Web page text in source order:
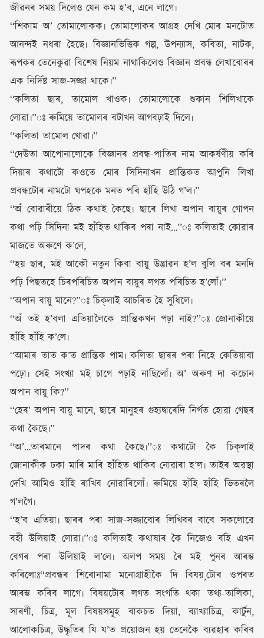
জীৱনৰ সময় দিলেও যেন কম হ’ব, এনে লাগে৷
‘‘শিকাম অ’ তোমালোকক৷ তোমালোকৰ আগ্ৰহ দেখি মোৰ মনটোত
আনন্দই নধৰা হৈছে৷ বিজ্ঞানভিত্তিক গল্প, উপন্যাস, কবিতা, নাটক,
ৰূপকৰ তেনেকুৱা বিশেষ নিয়ম নাথাকিলেও বিজ্ঞান প্ৰবন্ধ লেখাবোৰৰ
এক নিৰ্দিষ্ট সাজ-সজ্জা থাকে৷’’
‘‘কলিতা ছাৰ, তামোল খাওক৷ তোমালোকে শুকান শিলিখাকে
লোৱা৷’’ঃ ৰুমিয়ে তামোলৰ বটাখন আগবঢ়াই দিলে৷
‘‘কলিতা তামোল খোৱা৷’’
‘‘দেউতা আপোনালোকে বিজ্ঞানৰ প্ৰবন্ধ-পাতিৰ নাম আকৰ্ষণীয় কৰি
দিয়াৰ কথাটো কওতে মোৰ সিদিনাখন প্ৰান্তিকত আপুনি লিখা
প্ৰবন্ধটোৰ নামটো ঘপহকে মনত পৰি হাঁহি উঠি গ’ল৷’’
‘‘অঁ বোৱাৰীয়ে ঠিক কথাই কৈছে৷ ছাৰে লিখা অপান বায়ুৰ গোপন
কথা পঢ়ি সিদিনা মই হাঁহিত থাকিব পৰা নাই…’’ঃ কলিতাই কোৱাৰ
মাজতে অৰুণে ক’লে,
‘‘হয় ছাৰ, মই আকৌ নতুন কিবা বায়ু উদ্ভাৱন হ’ল বুলি বৰ মনদি
পঢ়ি পিছতহে চিৰপৰিচিত অপান বায়ুৰ লগত পৰিচিত হ’লোঁ৷’’
‘‘অপান বায়ু মানে?’’ঃ চিক্‌লাই আচৰিত হৈ সুধিলে৷
‘‘অঁ তই হ’বলা এতিয়ালৈকে প্ৰান্তিকখন পঢ়া নাই?’’ঃ জোনাকীয়ে
হাঁহি হাঁহি ক’লে৷
‘‘আমাৰ তাত ক’ত প্ৰান্তিক পাম৷ কলিতা ছাৰৰ পৰা নিহে কেতিয়াবা
পঢ়ো৷ সেই সংখ্যা মই চাগে পঢ়াই নাছিলোঁ৷ অ’ অৰুণ দা কচোন
অপান বায়ু কি?’’
‘‘হেৰ’ অপান বায়ু মানে, ছাৰে মানুহৰ গুহ্যদ্বাৰেদি নিৰ্গত হোৱা গেছৰ
কথা কৈছে৷’’
‘‘অ’…তাৰমানে পাদৰ কথা কৈছে৷’’ঃ কথাটো কৈ চিক্‌লাই
জোনাকীক ঢকা মাৰি মাৰি হাঁহিত থাকিব নোৱাৰা হ’ল৷ তাইৰ অৱস্থা
দেখি আমিও হাঁহি ৰাখিব নোৱাৰিলোঁ৷ ৰুমিয়ে হাঁহি হাঁহি ভিতৰলৈ
গ’লগৈ৷
‘‘হ’ব এতিয়া৷ ছাৰৰ পৰা সাজ-সজ্জাবোৰ লিখিবৰ বাবে সকলোৱে
বহী উলিয়াই লোৱা৷’’ঃ কলিতাই কথাষাৰ কৈ নিজেও বহি এখন
বেগৰ পৰা উলিয়াই ল’লে৷ অলপ সময় ৰৈ মই পুনৰ আৰম্ভ
কৰিলোঃ‘‘প্ৰবন্ধৰ শিৰোনামা মনোগ্ৰাহীকৈ দি বিষয়¸টোৰ ওপৰত
আৰম্ভ কৰিব লাগে৷ বিষয়টোৰ লগত সংগতি থকা তথ্য-তালিকা,
সাৰণী, চিত্ৰ, মূল বিষয়সমূহ বাকচত দিয়া, ব্যাখ্যাচিত্ৰ, কাৰ্টুন,
আলোকচিত্ৰ, উদ্ধৃতিৰ যি য’ত প্ৰয়োজন হয় তেনেকৈ ব্যৱহাৰ কৰিব